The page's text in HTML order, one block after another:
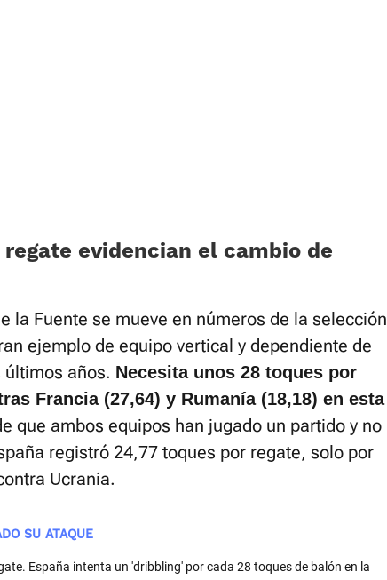
evidencian el cambio de
la Fuente se mueve en números de la selección
ejemplo de equipo vertical y dependiente de
años. Necesita unos 28 toques por
Francia (27,64) y Rumanía (18,18) en esta
que ambos equipos han jugado un partido y no
registró 24,77 toques por regate, solo por
Ucrania.
SU ATAQUE